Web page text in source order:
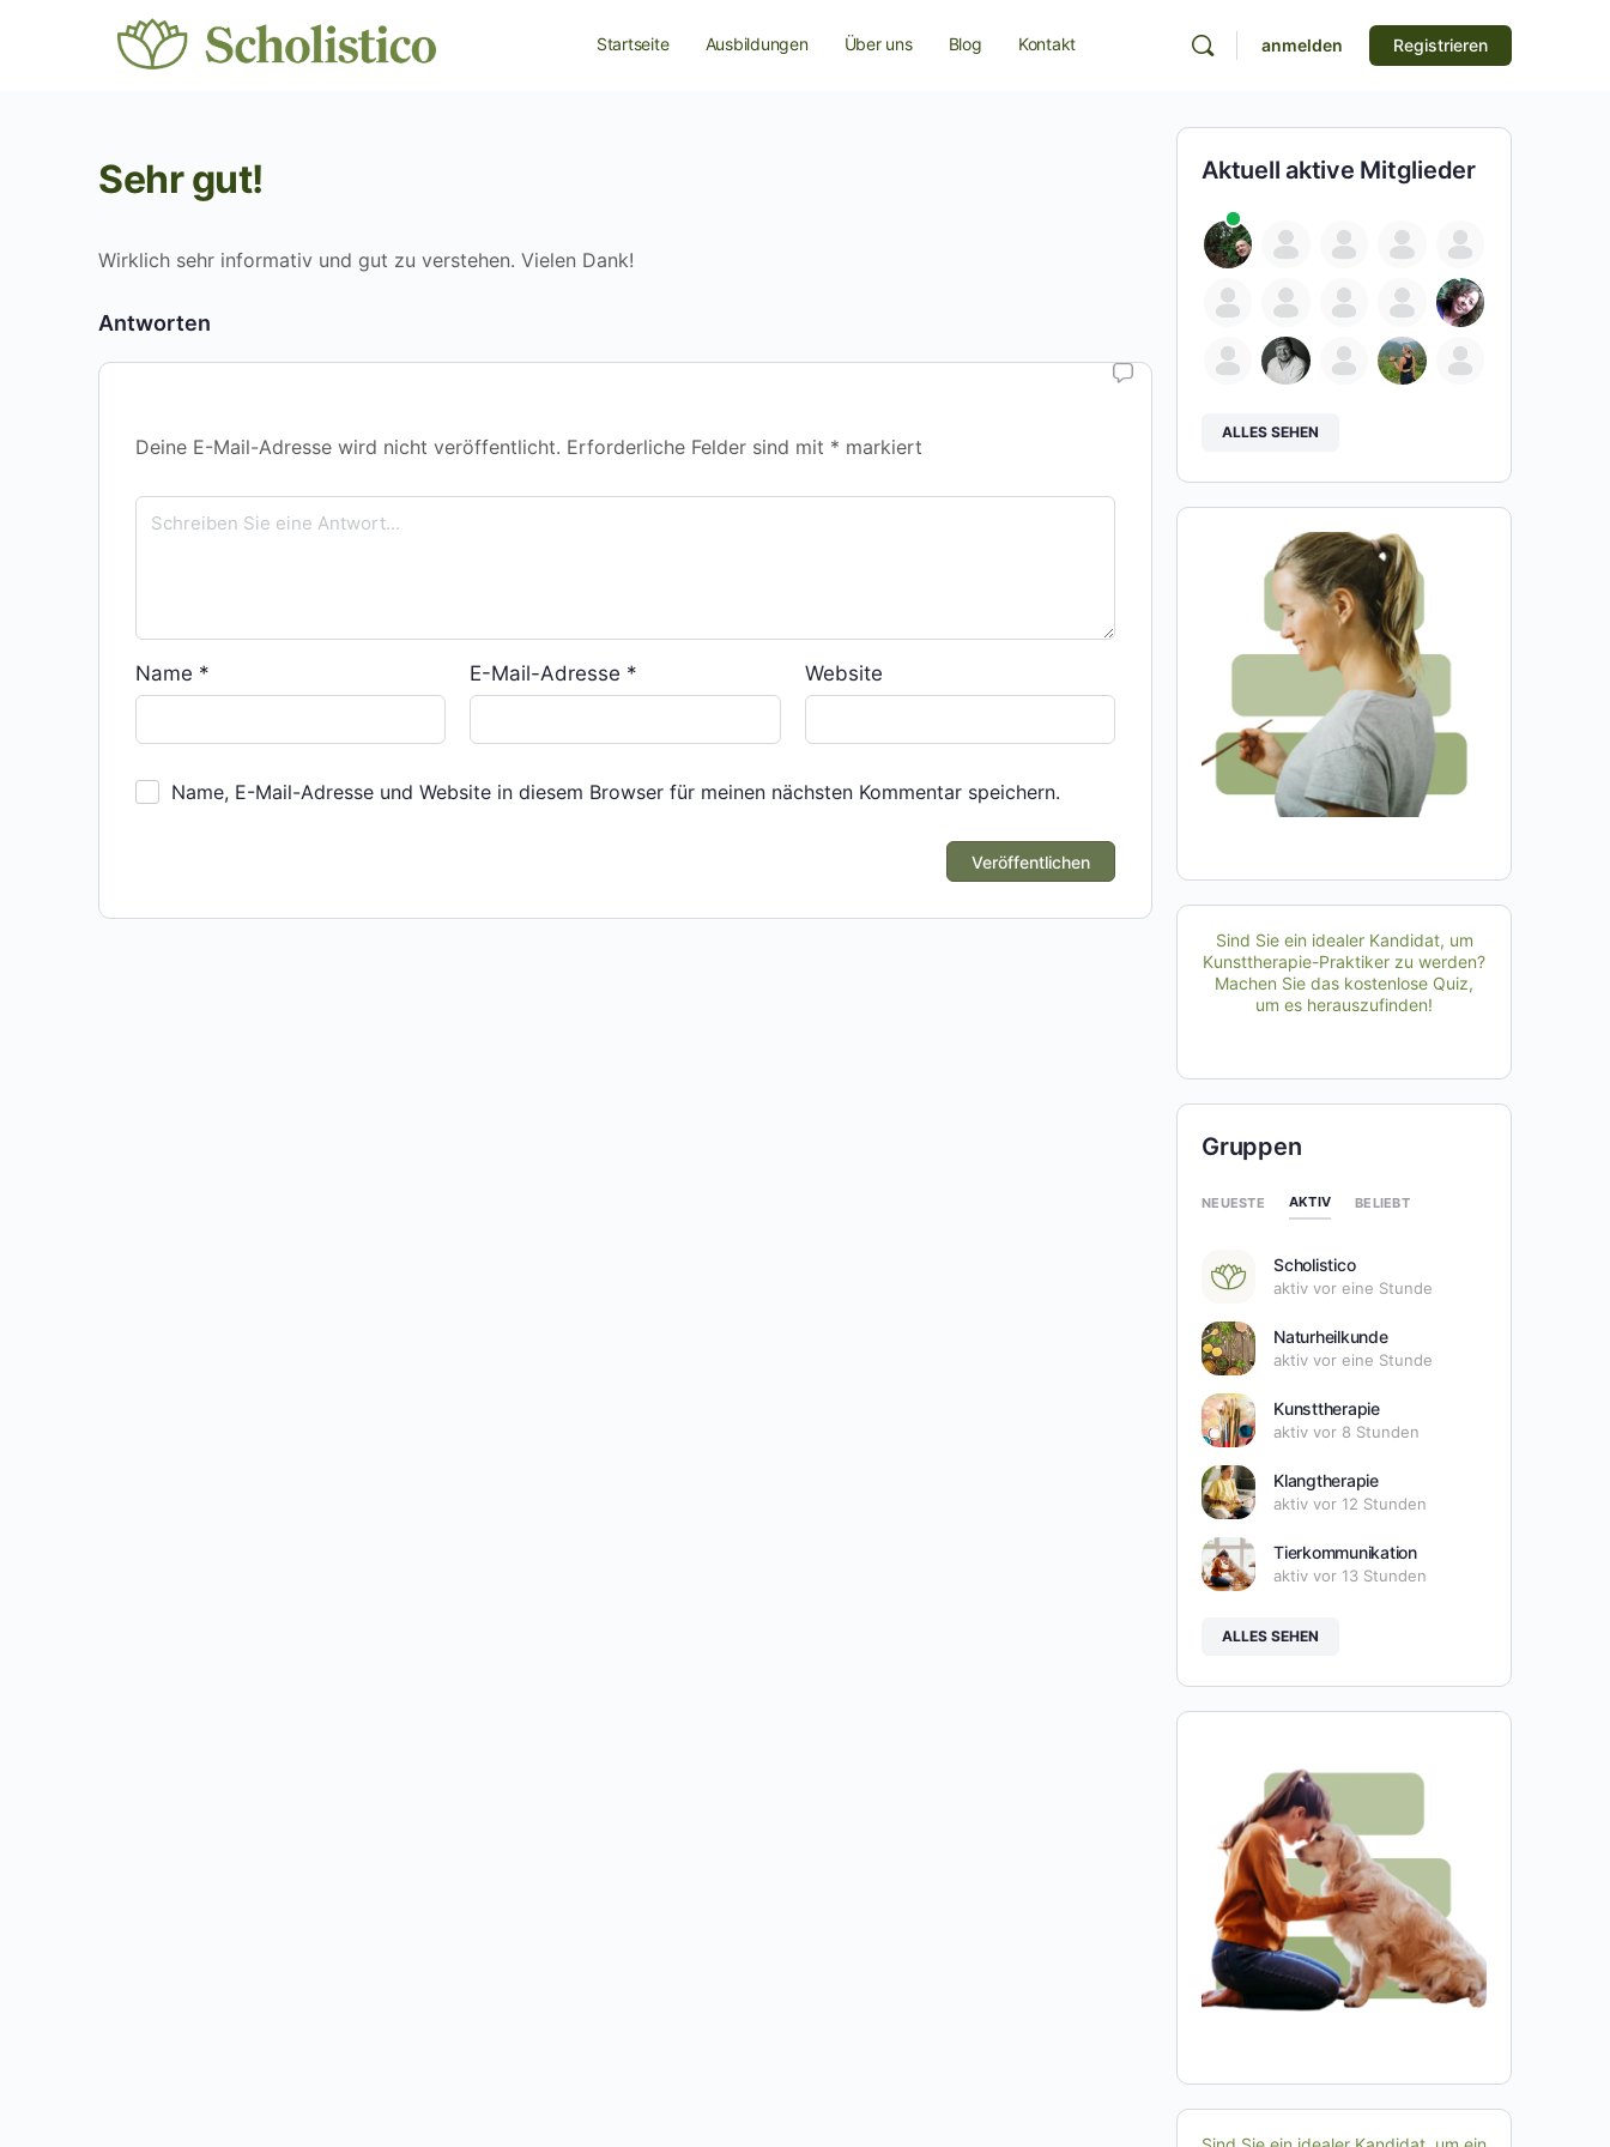
Startseite Ausbildungen Über uns Blog Kontakt anmelden Registrieren
Sehr gut!
Wirklich sehr informativ und gut zu verstehen. Vielen Dank!
Antworten
Deine E-Mail-Adresse wird nicht veröffentlicht. Erforderliche Felder sind mit * markiert
Name * E-Mail-Adresse * Website
Name, E-Mail-Adresse und Website in diesem Browser für meinen nächsten Kommentar speichern.
Aktuell aktive Mitglieder
ALLES SEHEN
Sind Sie ein idealer Kandidat, um
Kunsttherapie-Praktiker zu werden?
Machen Sie das kostenlose Quiz,
um es herauszufinden!
Gruppen
NEUESTE AKTIV BELIEBT
Scholistico
aktiv vor eine Stunde
Naturheilkunde
aktiv vor eine Stunde
Kunsttherapie
aktiv vor 8 Stunden
Klangtherapie
aktiv vor 12 Stunden
Tierkommunikation
aktiv vor 13 Stunden
ALLES SEHEN